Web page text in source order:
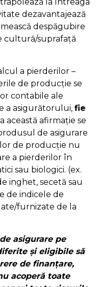
dezavantajează
despăgubire
cultură/suprafață
a pierderilor –
de producție se
contabile ale
a asigurătorului, fie
această afirmație se
de asigurare
de producție nu
a pierderilor în
sau biologici. (ex.
inghet, secetă sau
de indicele de
furnizate de la
asigurare pe
și eligibile să
de finanțare,
acoperă toate